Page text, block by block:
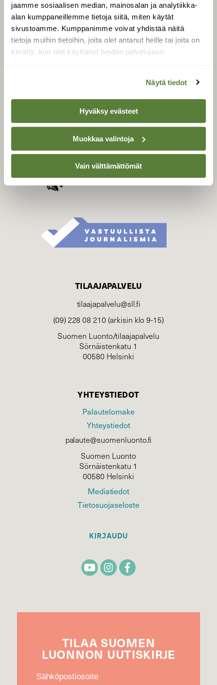
jaamme sosiaalisen median, mainosalan ja analytiikka-
alan kumppaneillemme tietoja siitä, miten käytät
sivustoamme. Kumppanimme voivat yhdistää näitä
tietoja muihin tietoihin, joita olet antanut heille tai joita on
kerätty, kun olet käyttänyt heidän palvelujaan.
Näytä tiedot
Hyväksy evästeet
Muokkaa valintoja
Vain välttämättömät
Uusin lehti
Tilaa Suomen Luonto
Tilaa digilukuoikeus
Äänestä parasta juttua
SUOMEN LUONNON­
Suomen Luonto -lehden
luonnonsuojelu­liitto.
TILAAJAPALVELU
tilaajapalvelu@sll.fi
(09) 228 08 210 (arkisin klo 9-15)
Suomen Luonto/tilaajapalvelu
Sörnäistenkatu 1
00580 Helsinki
YHTEYSTIEDOT
Palautelomake
Yhteystiedot
palaute@suomenluonto.fi
Suomen Luonto
Sörnäistenkatu 1
00580 Helsinki
Mediatiedot
Tietosuojaseloste
KIRJAUDU
TILAA SUOMEN
LUONNON UUTIS­KIRJE
Sähköpostiosoite